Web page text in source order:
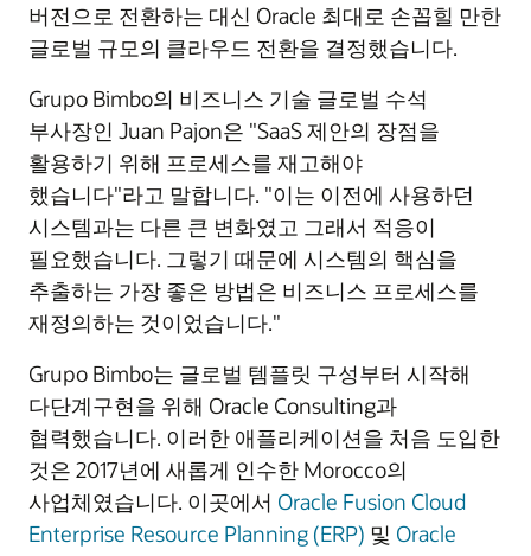
버전으로 전환하는 대신 Oracle 최대로 손꼽힐 만한
글로벌 규모의 클라우드 전환을 결정했습니다.
Grupo Bimbo의 비즈니스 기술 글로벌 수석
부사장인 Juan Pajon은 "SaaS 제안의 장점을
활용하기 위해 프로세스를 재고해야
했습니다"라고 말합니다. "이는 이전에 사용하던
시스템과는 다른 큰 변화였고 그래서 적응이
필요했습니다. 그렇기 때문에 시스템의 핵심을
추출하는 가장 좋은 방법은 비즈니스 프로세스를
재정의하는 것이었습니다."
Grupo Bimbo는 글로벌 템플릿 구성부터 시작해
다단계구현을 위해 Oracle Consulting과
협력했습니다. 이러한 애플리케이션을 처음 도입한
것은 2017년에 새롭게 인수한 Morocco의
사업체였습니다. 이곳에서 Oracle Fusion Cloud
Enterprise Resource Planning (ERP) 및 Oracle